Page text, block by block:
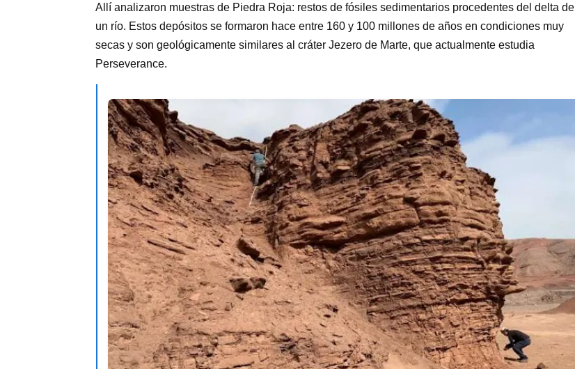
Allí analizaron muestras de Piedra Roja: restos de fósiles sedimentarios procedentes del delta de
un río. Estos depósitos se formaron hace entre 160 y 100 millones de años en condiciones muy
secas y son geológicamente similares al cráter Jezero de Marte, que actualmente estudia
Perseverance.